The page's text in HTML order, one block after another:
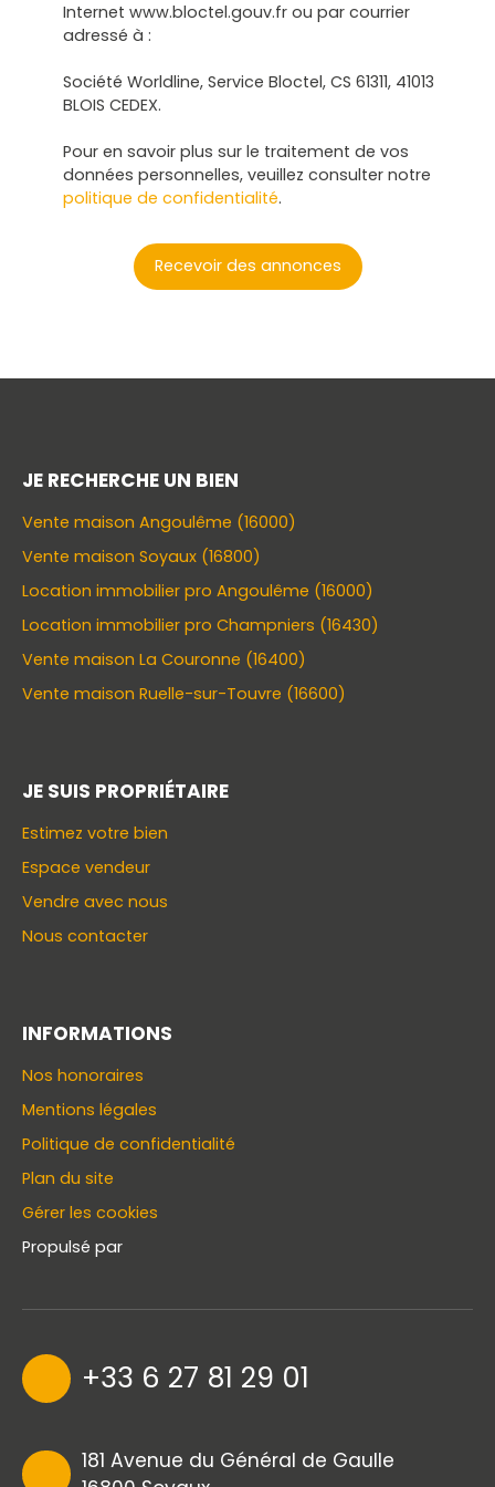
Internet www.bloctel.gouv.fr ou par courrier
adressé à :
Société Worldline, Service Bloctel, CS 61311, 41013
BLOIS CEDEX.
Pour en savoir plus sur le traitement de vos
données personnelles, veuillez consulter notre
politique de confidentialité.
Recevoir des annonces
JE RECHERCHE UN BIEN
Vente maison Angoulême (16000)
Vente maison Soyaux (16800)
Location immobilier pro Angoulême (16000)
Location immobilier pro Champniers (16430)
Vente maison La Couronne (16400)
Vente maison Ruelle-sur-Touvre (16600)
JE SUIS PROPRIÉTAIRE
Estimez votre bien
Espace vendeur
Vendre avec nous
Nous contacter
INFORMATIONS
Nos honoraires
Mentions légales
Politique de confidentialité
Plan du site
Gérer les cookies
Propulsé par
+33 6 27 81 29 01
181 Avenue du Général de Gaulle